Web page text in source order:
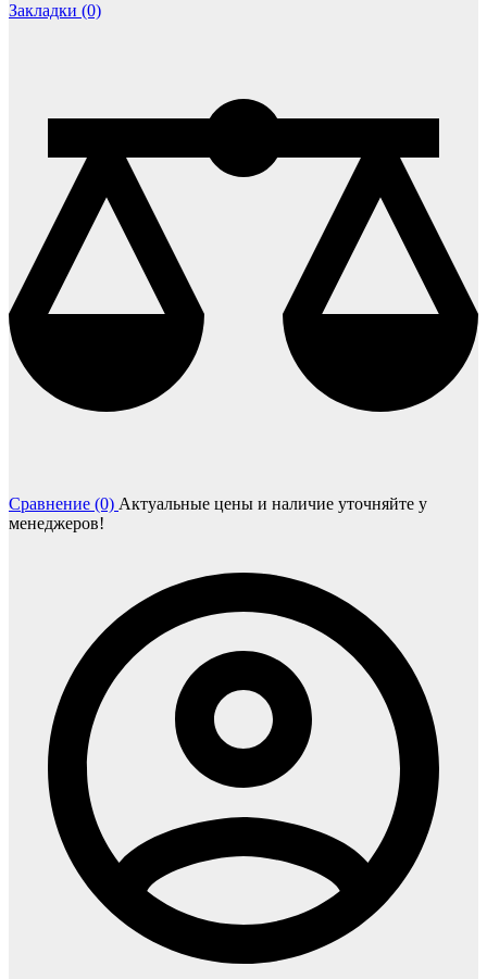
Закладки (0)
Сравнение (0) Актуальные цены и наличие уточняйте у
менеджеров!